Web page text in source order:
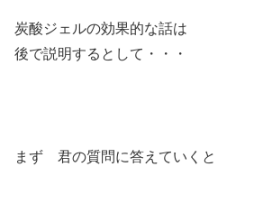
炭酸ジェルの効果的な話は
後で説明するとして・・・
まず 君の質問に答えていくと